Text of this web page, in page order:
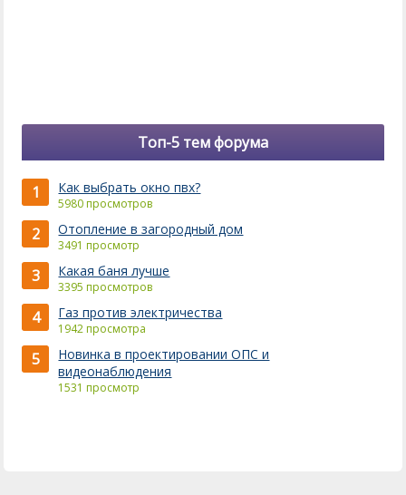
Топ-5 тем форума
1 Как выбрать окно пвх?
5980 просмотров
2 Отопление в загородный дом
3491 просмотр
3 Какая баня лучше
3395 просмотров
4 Газ против электричества
1942 просмотра
5
Новинка в проектировании ОПС и
видеонаблюдения
1531 просмотр